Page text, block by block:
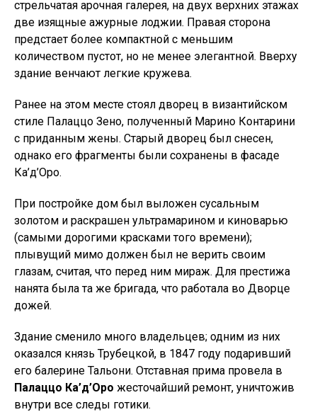
стрельчатая арочная галерея, на двух верхних этажах
две изящные ажурные лоджии. Правая сторона
предстает более компактной с меньшим
количеством пустот, но не менее элегантной. Вверху
здание венчают легкие кружева.
Ранее на этом месте стоял дворец в византийском
стиле Палаццо Зено, полученный Марино Контарини
с приданным жены. Старый дворец был снесен,
однако его фрагменты были сохранены в фасаде
Ка’д’Оро.
При постройке дом был выложен сусальным
золотом и раскрашен ультрамарином и киноварью
(самыми дорогими красками того времени);
плывущий мимо должен был не верить своим
глазам, считая, что перед ним мираж. Для престижа
нанята была та же бригада, что работала во Дворце
дожей.
Здание сменило много владельцев; одним из них
оказался князь Трубецкой, в 1847 году подаривший
его балерине Тальони. Отставная прима провела в
Палаццо Ка’д’Оро жесточайший ремонт, уничтожив
внутри все следы готики.